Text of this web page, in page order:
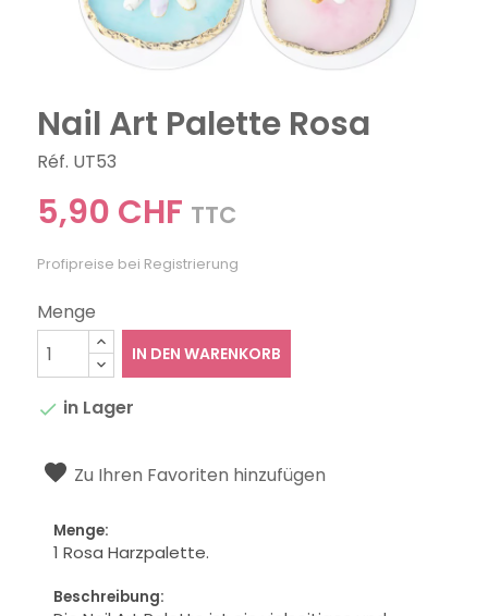
Nail Art Palette Rosa
Réf. UT53
5,90 CHF TTC
Profipreise bei Registrierung
Menge
IN DEN WARENKORB
 in Lager
Zu Ihren Favoriten hinzufügen
Menge:
1 Rosa Harzpalette.
Beschreibung: